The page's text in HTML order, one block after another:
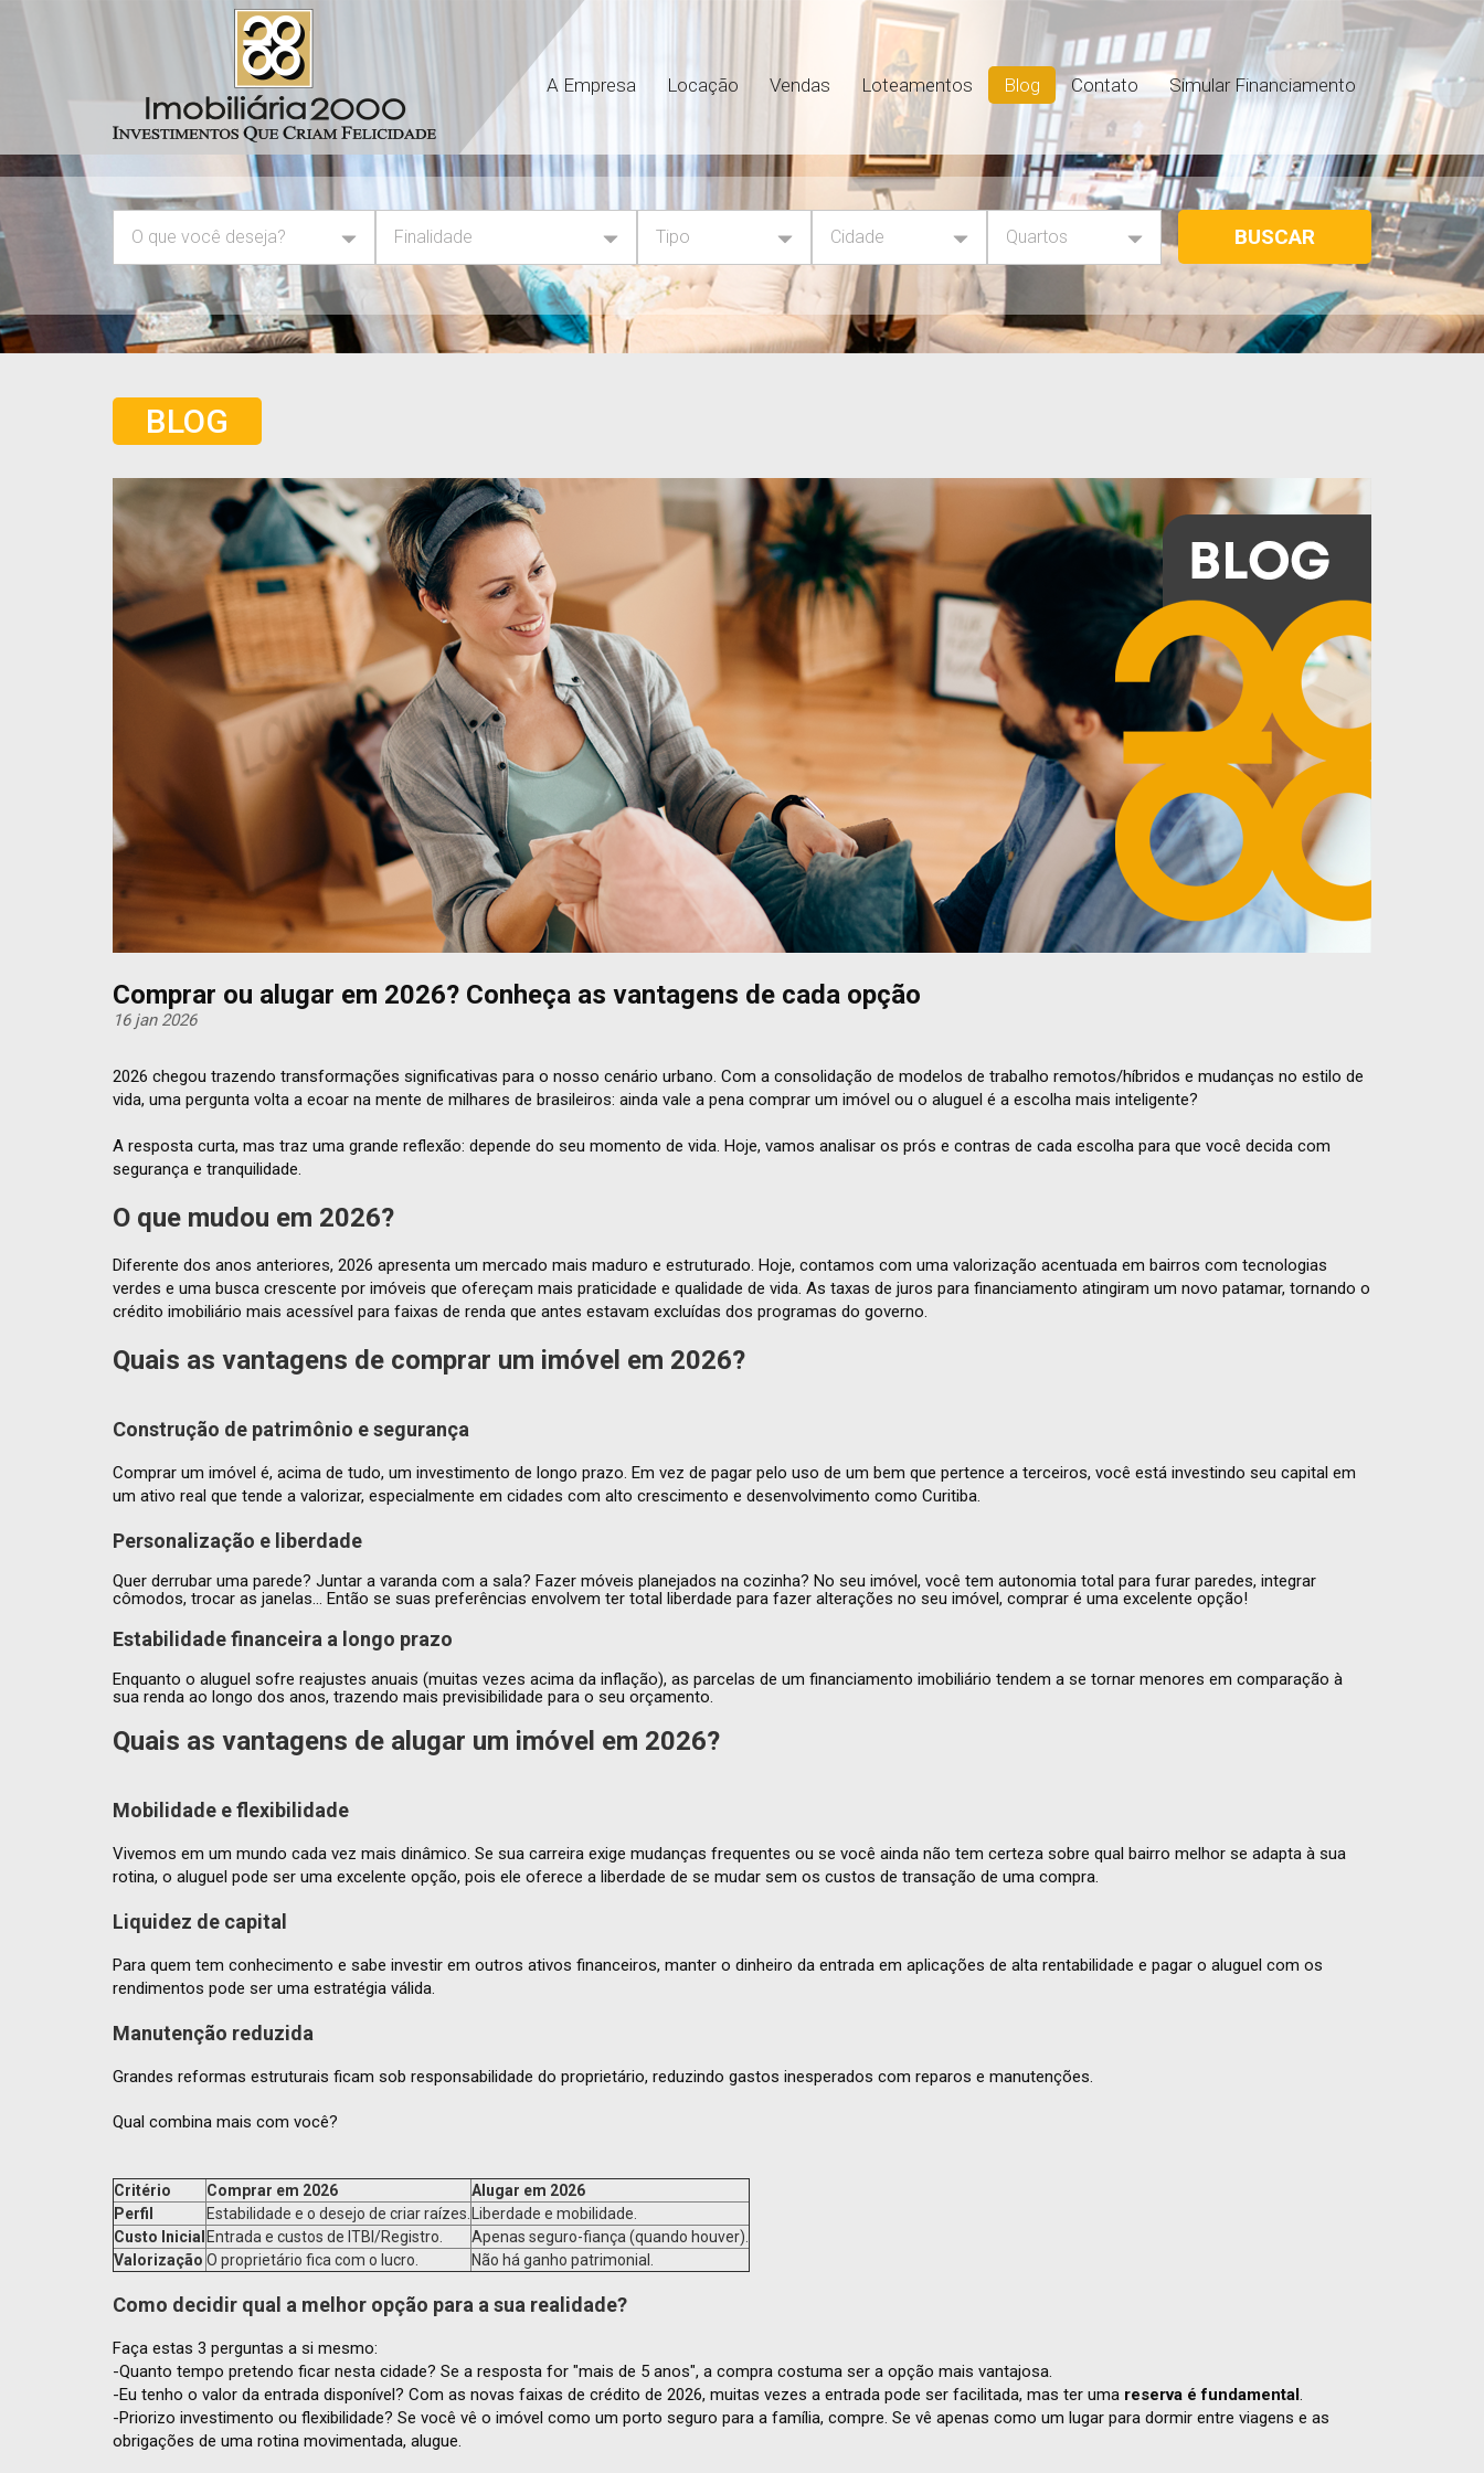
A Empresa Locação Vendas Loteamentos Blog Contato Simular Financiamento
O que você deseja? Finalidade Tipo Cidade Quartos
BLOG
Comprar ou alugar em 2026? Conheça as vantagens de cada opção
16 jan 2026
2026 chegou trazendo transformações significativas para o nosso cenário urbano. Com a consolidação de modelos de trabalho remotos/híbridos e mudanças no estilo de
vida, uma pergunta volta a ecoar na mente de milhares de brasileiros: ainda vale a pena comprar um imóvel ou o aluguel é a escolha mais inteligente?
A resposta curta, mas traz uma grande reflexão: depende do seu momento de vida. Hoje, vamos analisar os prós e contras de cada escolha para que você decida com
segurança e tranquilidade.
O que mudou em 2026?
Diferente dos anos anteriores, 2026 apresenta um mercado mais maduro e estruturado. Hoje, contamos com uma valorização acentuada em bairros com tecnologias
verdes e uma busca crescente por imóveis que ofereçam mais praticidade e qualidade de vida. As taxas de juros para financiamento atingiram um novo patamar, tornando o
crédito imobiliário mais acessível para faixas de renda que antes estavam excluídas dos programas do governo.
Quais as vantagens de comprar um imóvel em 2026?
Construção de patrimônio e segurança
Comprar um imóvel é, acima de tudo, um investimento de longo prazo. Em vez de pagar pelo uso de um bem que pertence a terceiros, você está investindo seu capital em
um ativo real que tende a valorizar, especialmente em cidades com alto crescimento e desenvolvimento como Curitiba.
Personalização e liberdade
Quer derrubar uma parede? Juntar a varanda com a sala? Fazer móveis planejados na cozinha? No seu imóvel, você tem autonomia total para furar paredes, integrar
cômodos, trocar as janelas… Então se suas preferências envolvem ter total liberdade para fazer alterações no seu imóvel, comprar é uma excelente opção!
Estabilidade financeira a longo prazo
Enquanto o aluguel sofre reajustes anuais (muitas vezes acima da inflação), as parcelas de um financiamento imobiliário tendem a se tornar menores em comparação à
sua renda ao longo dos anos, trazendo mais previsibilidade para o seu orçamento.
Quais as vantagens de alugar um imóvel em 2026?
Mobilidade e flexibilidade
Vivemos em um mundo cada vez mais dinâmico. Se sua carreira exige mudanças frequentes ou se você ainda não tem certeza sobre qual bairro melhor se adapta à sua
rotina, o aluguel pode ser uma excelente opção, pois ele oferece a liberdade de se mudar sem os custos de transação de uma compra.
Liquidez de capital
Para quem tem conhecimento e sabe investir em outros ativos financeiros, manter o dinheiro da entrada em aplicações de alta rentabilidade e pagar o aluguel com os
rendimentos pode ser uma estratégia válida.
Manutenção reduzida
Grandes reformas estruturais ficam sob responsabilidade do proprietário, reduzindo gastos inesperados com reparos e manutenções.
Qual combina mais com você?
Critério Comprar em 2026
Alugar em 2026
Perfil
Estabilidade e o desejo de criar raízes.
Liberdade e mobilidade.
Custo Inicial Entrada e custos de ITBI/Registro.
Apenas seguro-fiança (quando houver).
Valorização O proprietário fica com o lucro. Não há ganho patrimonial.
Como decidir qual a melhor opção para a sua realidade?
Faça estas 3 perguntas a si mesmo:
-Quanto tempo pretendo ficar nesta cidade? Se a resposta for "mais de 5 anos", a compra costuma ser a opção mais vantajosa.
-Eu tenho o valor da entrada disponível? Com as novas faixas de crédito de 2026, muitas vezes a entrada pode ser facilitada, mas ter uma reserva é fundamental.
-Priorizo investimento ou flexibilidade? Se você vê o imóvel como um porto seguro para a família, compre. Se vê apenas como um lugar para dormir entre viagens e as
obrigações de uma rotina movimentada, alugue.